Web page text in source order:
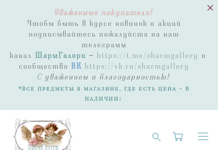
Уважаемые покупатели!
Чтобы быть в курсе новинок и акций
подписывайтесь пожалуйста на наш
телеграмм
канал ШармГалери - https://t.me/sharmgallery и
сообщество ВК https://vk.ru/sharmgallery
Суважением и благодарностью!
*Все предметы в магазине, где есть цена - В
НАЛИЧИИ!